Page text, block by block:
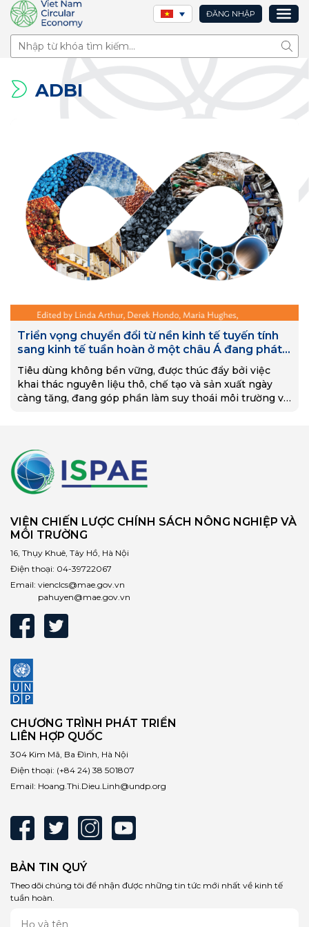
ĐĂNG NHẬP
Tìm
ADBI
Triển vọng chuyển đổi từ nền kinh tế tuyến tính
sang kinh tế tuần hoàn ở một châu Á đang phát
Tiêu dùng không bền vững, được thúc đẩy bởi việc
khai thác nguyên liệu thô, chế tạo và sản xuất ngày
càng tăng, đang góp phần làm suy thoái môi trường và
VIỆN CHIẾN LƯỢC CHÍNH SÁCH NÔNG NGHIỆP VÀ
MÔI TRƯỜNG
16, Thụy Khuê, Tây Hồ, Hà Nội
Điện thoại: 04-39722067
Email: vienclcs@mae.gov.vn
pahuyen@mae.gov.vn
CHƯƠNG TRÌNH PHÁT TRIỂN
LIÊN HỢP QUỐC
304 Kim Mã, Ba Đình, Hà Nội
Điện thoại: (+84 24) 38 501807
Email: Hoang.Thi.Dieu.Linh@undp.org
BẢN TIN QUÝ
Theo dõi chúng tôi để nhận được những tin tức mới nhất về kinh tế
tuần hoàn.